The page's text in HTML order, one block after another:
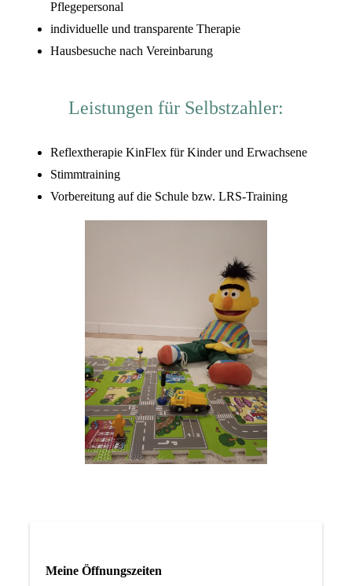
Pflegepersonal
individuelle und transparente Therapie
Hausbesuche nach Vereinbarung
Leistungen für Selbstzahler:
Reflextherapie KinFlex für Kinder und Erwachsene
Stimmtraining
Vorbereitung auf die Schule bzw. LRS-Training
Meine Öffnungszeiten